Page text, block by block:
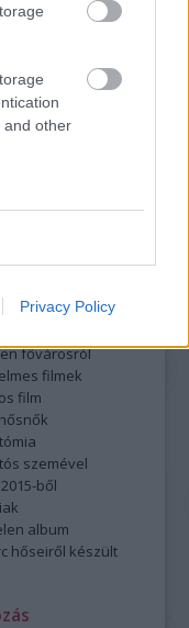
and other
Privacy Policy
id/7852090
semmilyen felelősséget
a blog szerkesztőjéhez.
tájékoztatóban
fővárosról
filmek
film
szemével
ből
album
hőseiről készült